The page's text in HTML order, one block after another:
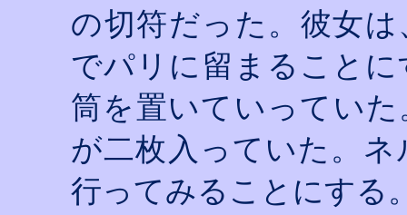
の切符だった。彼女
でパリに留まること
筒を置いていってい
が二枚入っていた。
行ってみることにする